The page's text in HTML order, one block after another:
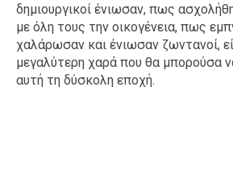
δημιουργικοί ένιωσαν, πως
με όλη τους την οικογένεια, πως
χαλάρωσαν και ένιωσαν ζωντανοί,
μεγαλύτερη χαρά που θα μπορούσα
αυτή τη δύσκολη εποχή.